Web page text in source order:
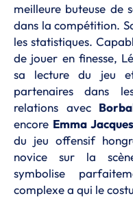
meilleure buteuse de
dans la compétition.
les statistiques.
de jouer en finesse,
sa lecture du jeu
partenaires dans
relations avec
encore Emma Jacques
du jeu offensif
novice sur la
symbolise
complexe a qui le